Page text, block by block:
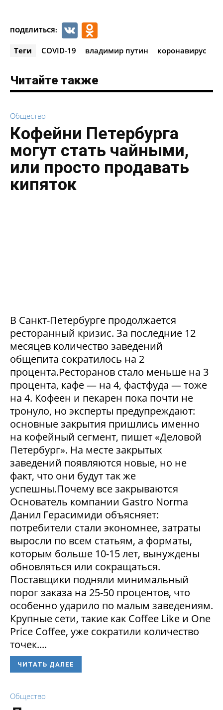
ПОДЕЛИТЬСЯ: VK
Теги COVID-19 владимир путин коронавирус
Читайте также
Общество
Кофейни Петербурга
могут стать чайными,
или просто продавать
кипяток
В Санкт-Петербурге продолжается
ресторанный кризис. За последние 12
месяцев количество заведений
общепита сократилось на 2
процента.Ресторанов стало меньше на 3
процента, кафе — на 4, фастфуда — тоже
на 4. Кофеен и пекарен пока почти не
тронуло, но эксперты предупреждают:
основные закрытия пришлись именно
на кофейный сегмент, пишет «Деловой
Петербург». На месте закрытых
заведений появляются новые, но не
факт, что они будут так же
успешны.Почему все закрываются
Основатель компании Gastro Norma
Данил Герасимиди объясняет:
потребители стали экономнее, затраты
выросли по всем статьям, а форматы,
которым больше 10-15 лет, вынуждены
обновляться или сокращаться.
Поставщики подняли минимальный
порог заказа на 25-50 процентов, что
особенно ударило по малым заведениям.
Крупные сети, такие как Coffee Like и One
Price Coffee, уже сократили количество
точек....
ЧИТАТЬ ДАЛЕЕ
Общество